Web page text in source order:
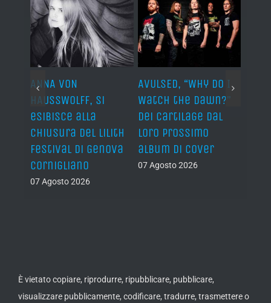
ANNA VON
HAUSSWOLFF, si
esibisce alla
chiusura del Lilith
Festival di Genova
Cornigliano
07 Agosto 2026
AVULSED, “Why Do I
Watch the Dawn?”
dei Cartilage dal
loro prossimo
album di cover
07 Agosto 2026
È vietato copiare, riprodurre, ripubblicare, pubblicare,
visualizzare pubblicamente, codificare, tradurre, trasmettere o